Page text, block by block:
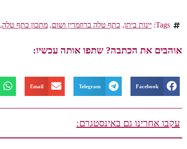
Tags: יינות ביתן, כתף טלה ברוזמרין ושום, מתכון כתף טלה,
אוהבים את הכתבה? שתפו אותה עכשיו:
Facebook
Telegram
Email
עקבו אחרינו גם באינסטגרם: